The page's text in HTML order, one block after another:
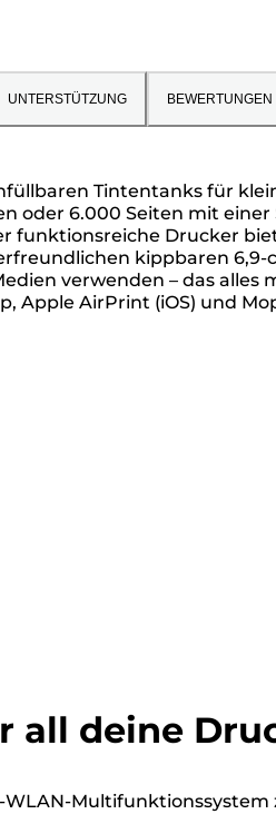
UNTERSTÜTZUNG BEWERTUNGEN
Tintentanks für
oder 6.000 Seiten mit
Drucker
kippbaren 6,9-
verwenden – das alles
Apple AirPrint (iOS) und
all deine
WLAN-